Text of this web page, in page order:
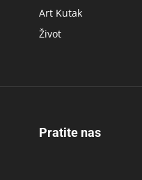
Art Kutak
Život
Pratite nas